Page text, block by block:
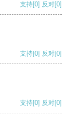
支持[0] 反对[0]
支持[0] 反对[0]
支持[0] 反对[0]